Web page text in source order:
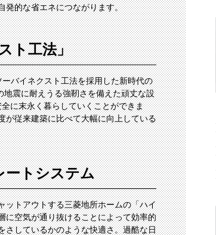
発的な省エネにつながります。
ト工法」
バイネクスト工法を採用した新時代の
震に耐えうる強靭さを備えた頑丈な設
に末永く暮らしていくことができま
が従来建築に比べて大幅に向上している
ートシステム
ットアウトする三菱地所ホームの「ハイ
に空気が通り抜けることによって効率的
さしているかのような快適さ。過酷な日